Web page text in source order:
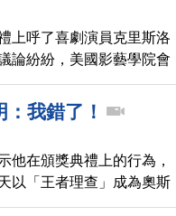
上呼了喜劇演員克里斯洛
論紛紛，美國影藝學院會
。
我錯了！
他在頒獎典禮上的行為，
以「王者理查」成為奧斯
掌，寫下本屆奧斯卡最震